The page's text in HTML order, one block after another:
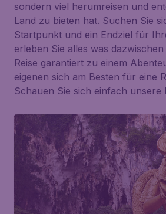
sondern viel herumreisen und
Land zu bieten hat. Suchen Sie
Startpunkt und ein Endziel für
erleben Sie alles was
Reise garantiert zu einem
eigenen sich am Besten für eine
Schauen Sie sich einfach unsere